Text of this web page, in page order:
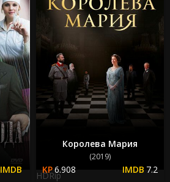
Королева Мария
(2019)
6.908 7.2
HDRip